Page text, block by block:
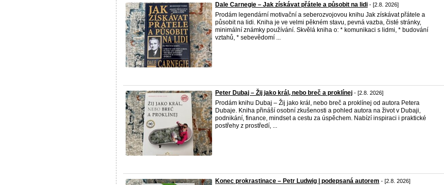
Dale Carnegie – Jak získávat přátele a působit na lidi - [2.8. 2026]
Prodám legendární motivační a seberozvojovou knihu Jak získávat přátele a
působit na lidi. Kniha je ve velmi pěkném stavu, pevná vazba, čisté stránky,
minimální známky používání. Skvělá kniha o: * komunikaci s lidmi, * budování
vztahů, * sebevědomí ...
Peter Dubaj – Žij jako král, nebo breč a proklínej - [2.8. 2026]
Prodám knihu Dubaj – Žij jako král, nebo breč a proklínej od autora Petera
Dubaje. Kniha přináší osobní zkušenosti a pohled autora na život v Dubaji,
podnikání, finance, mindset a cestu za úspěchem. Nabízí inspiraci i praktické
postřehy z prostředí, ...
Konec prokrastinace – Petr Ludwig | podepsaná autorem - [2.8. 2026]